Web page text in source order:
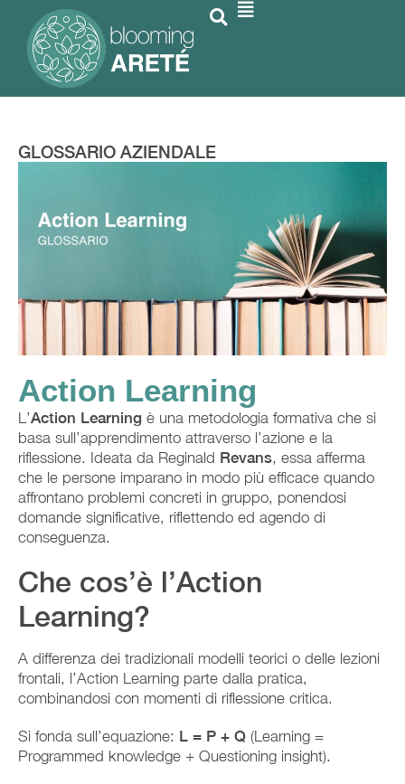
GLOSSARIO AZIENDALE
Action Learning
L’Action Learning è una metodologia formativa che si
basa sull’apprendimento attraverso l’azione e la
riflessione. Ideata da Reginald Revans, essa afferma
che le persone imparano in modo più efficace quando
affrontano problemi concreti in gruppo, ponendosi
domande significative, riflettendo ed agendo di
conseguenza.
Che cos’è l’Action
Learning?
A differenza dei tradizionali modelli teorici o delle lezioni
frontali, l’Action Learning parte dalla pratica,
combinandosi con momenti di riflessione critica.
Si fonda sull’equazione: L = P + Q (Learning =
Programmed knowledge + Questioning insight).